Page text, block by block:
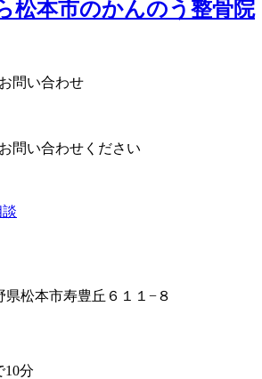
松本市のかんのう整骨院
問い合わせ
県松本市寿豊丘６１１−８
10分